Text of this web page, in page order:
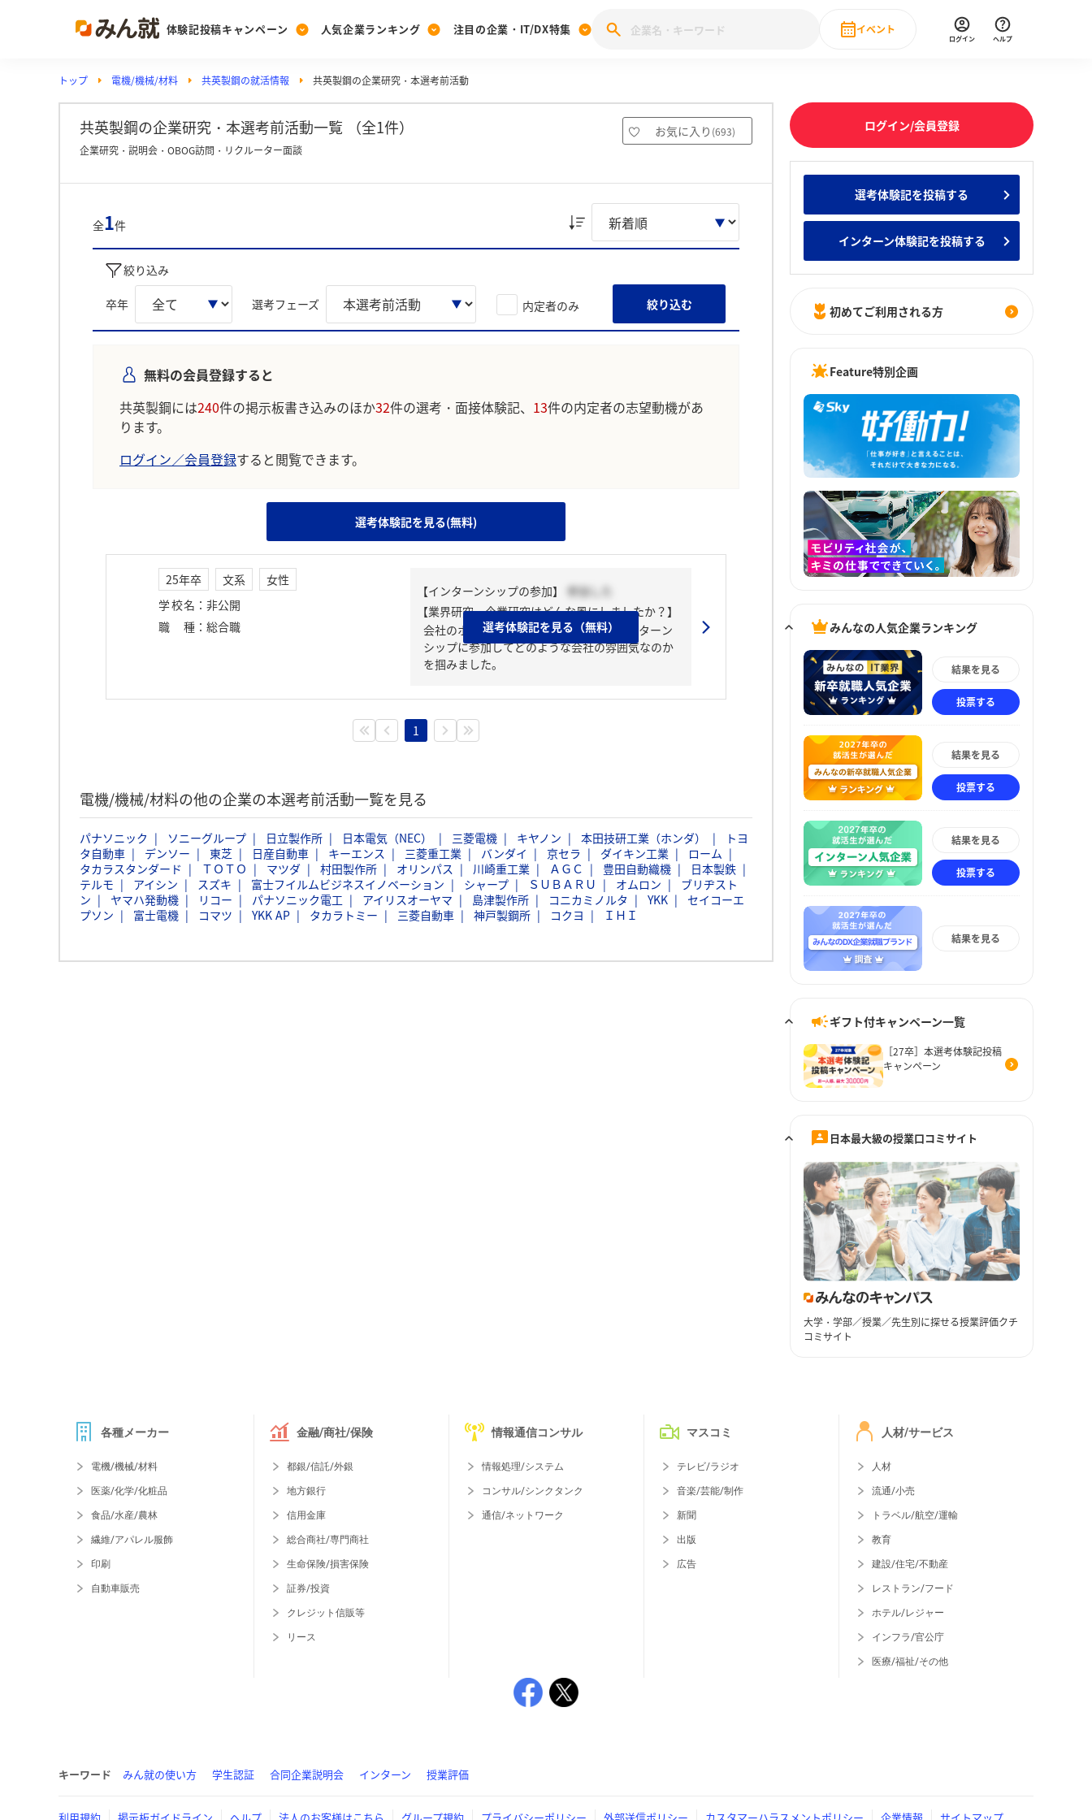
体験記投稿キャンペーン
Post
投稿する
[27卒] 本選考体験記投稿キャンペーン
人気企業ランキング
Ranking
ランキングを見る
Vote みんなの新卒就職人気企業ランキング みんなのインターン人気企業ランキ
注目の企業・IT/DX特集
PickUp
注目の企業特集
28卒 IT・DX現場社員インタビュー
イベント
直近のイベント一覧
ログイン ヘルプ
トップ 電機/機械/材料 共英製鋼の就活情報 共英製鋼の企業研究・本選考前活動
共英製鋼の企業研究・本選考前活動一覧 （全1件） お気に入り (693)
企業研究・説明会・OBOG訪問・リクルーター面談
全1件
絞り込み
卒年 選考フェーズ 内定者のみ 絞り込む
無料の会員登録すると
共英製鋼には240件の掲示板書き込みのほか32件の選考・面接体験記、 13件の内定者の志望動機があ
ります。
ログイン／会員登録すると閲覧できます。
選考体験記を見る(無料)
25年卒 文系
女性
学校名 ： 非公開
職種 ： 総合職
【インターンシップの参加】
参加した
【業界研究・企業研究はどんな風にしましたか？】
会社のホームページを見たり、実際にインターン
シップに参加してどのような会社の雰囲気なのか
を掴みました。
選考体験記を見る（無料）
1
電機/機械/材料の他の企業の本選考前活動一覧を見る
パナソニック ソニーグループ 日立製作所 日本電気（NEC） 三菱電機 キヤノン 本田技研工業（ホンダ）
トヨ
タ自動車
デンソー 東芝 日産自動車 キーエンス 三菱重工業 バンダイ 京セラ ダイキン工業
ローム
タカラスタンダード
ＴＯＴＯ マツダ 村田製作所 オリンパス 川崎重工業 ＡＧＣ 豊田自動織機
日本製鉄
テルモ
アイシン スズキ 富士フイルムビジネスイノベーション シャープ ＳＵＢＡＲＵ オムロン
ブリヂスト
ン
ヤマハ発動機 リコー パナソニック電工 アイリスオーヤマ 島津製作所 コニカミノルタ YKK
セイコーエ
プソン
富士電機 コマツ YKK AP タカラトミー 三菱自動車 神戸製鋼所 コクヨ ＩＨＩ
ログイン/会員登録
選考体験記を投稿する
インターン体験記を投稿する
初めてご利用される方
Feature特別企画
みんなの人気企業ランキング
結果を見る
投票する
結果を見る
投票する
結果を見る
投票する
結果を見る
ギフト付キャンペーン一覧
［27卒］本選考体験記投稿
キャンペーン
日本最大級の授業口コミサイト
大学・学部／授業／先生別に探せる授業評価クチ
コミサイト
各種メーカー
電機/機械/材料
医薬/化学/化粧品
食品/水産/農林
繊維/アパレル服飾
印刷
自動車販売
金融/商社/保険
都銀/信託/外銀
地方銀行
信用金庫
総合商社/専門商社
生命保険/損害保険
証券/投資
クレジット信販等
リース
情報通信コンサル
情報処理/システム
コンサル/シンクタンク
通信/ネットワーク
マスコミ
テレビ/ラジオ
音楽/芸能/制作
新聞
出版
広告
人材/サービス
人材
流通/小売
トラベル/航空/運輸
教育
建設/住宅/不動産
レストラン/フード
ホテル/レジャー
インフラ/官公庁
医療/福祉/その他
キーワード みん就の使い方 学生認証 合同企業説明会 インターン 授業評価